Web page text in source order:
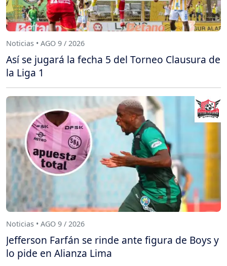
Noticias • AGO 9 / 2026
Así se jugará la fecha 5 del Torneo Clausura de
la Liga 1
Noticias • AGO 9 / 2026
Jefferson Farfán se rinde ante figura de Boys y
lo pide en Alianza Lima